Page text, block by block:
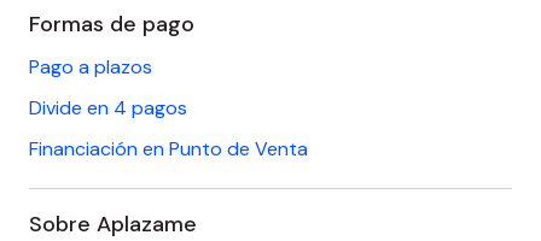
Formas de pago
Pago a plazos
Divide en 4 pagos
Financiación en Punto de Venta
Sobre Aplazame